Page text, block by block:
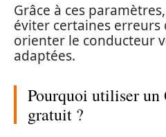
Grâce à ces
éviter certaines erreurs
orienter le conducteur
adaptées.
Pourquoi utiliser un
gratuit ?